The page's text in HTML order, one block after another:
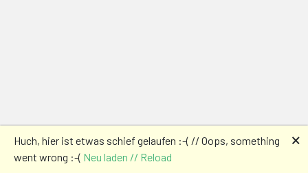
Huch, hier ist etwas schief gelaufen :-( // Oops, something
went wrong :-( Neu laden // Reload
🗙